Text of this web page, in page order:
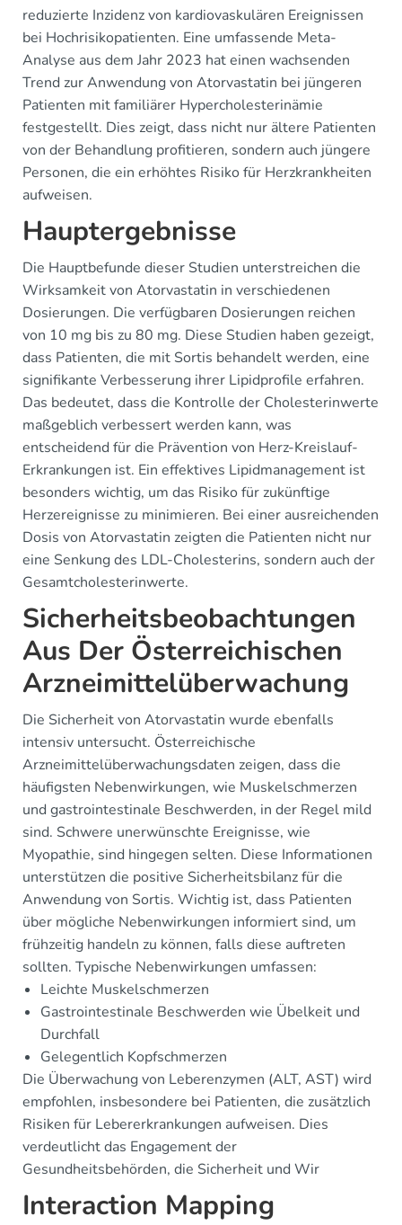
reduzierte Inzidenz von kardiovaskulären Ereignissen
bei Hochrisikopatienten. Eine umfassende Meta-
Analyse aus dem Jahr 2023 hat einen wachsenden
Trend zur Anwendung von Atorvastatin bei jüngeren
Patienten mit familiärer Hypercholesterinämie
festgestellt. Dies zeigt, dass nicht nur ältere Patienten
von der Behandlung profitieren, sondern auch jüngere
Personen, die ein erhöhtes Risiko für Herzkrankheiten
aufweisen.
Hauptergebnisse
Die Hauptbefunde dieser Studien unterstreichen die
Wirksamkeit von Atorvastatin in verschiedenen
Dosierungen. Die verfügbaren Dosierungen reichen
von 10 mg bis zu 80 mg. Diese Studien haben gezeigt,
dass Patienten, die mit Sortis behandelt werden, eine
signifikante Verbesserung ihrer Lipidprofile erfahren.
Das bedeutet, dass die Kontrolle der Cholesterinwerte
maßgeblich verbessert werden kann, was
entscheidend für die Prävention von Herz-Kreislauf-
Erkrankungen ist. Ein effektives Lipidmanagement ist
besonders wichtig, um das Risiko für zukünftige
Herzereignisse zu minimieren. Bei einer ausreichenden
Dosis von Atorvastatin zeigten die Patienten nicht nur
eine Senkung des LDL-Cholesterins, sondern auch der
Gesamtcholesterinwerte.
Sicherheitsbeobachtungen
Aus Der Österreichischen
Arzneimittelüberwachung
Die Sicherheit von Atorvastatin wurde ebenfalls
intensiv untersucht. Österreichische
Arzneimittelüberwachungsdaten zeigen, dass die
häufigsten Nebenwirkungen, wie Muskelschmerzen
und gastrointestinale Beschwerden, in der Regel mild
sind. Schwere unerwünschte Ereignisse, wie
Myopathie, sind hingegen selten. Diese Informationen
unterstützen die positive Sicherheitsbilanz für die
Anwendung von Sortis. Wichtig ist, dass Patienten
über mögliche Nebenwirkungen informiert sind, um
frühzeitig handeln zu können, falls diese auftreten
sollten. Typische Nebenwirkungen umfassen:
Leichte Muskelschmerzen
Gastrointestinale Beschwerden wie Übelkeit und
Durchfall
Gelegentlich Kopfschmerzen
Die Überwachung von Leberenzymen (ALT, AST) wird
empfohlen, insbesondere bei Patienten, die zusätzlich
Risiken für Lebererkrankungen aufweisen. Dies
verdeutlicht das Engagement der
Gesundheitsbehörden, die Sicherheit und Wir
Interaction Mapping